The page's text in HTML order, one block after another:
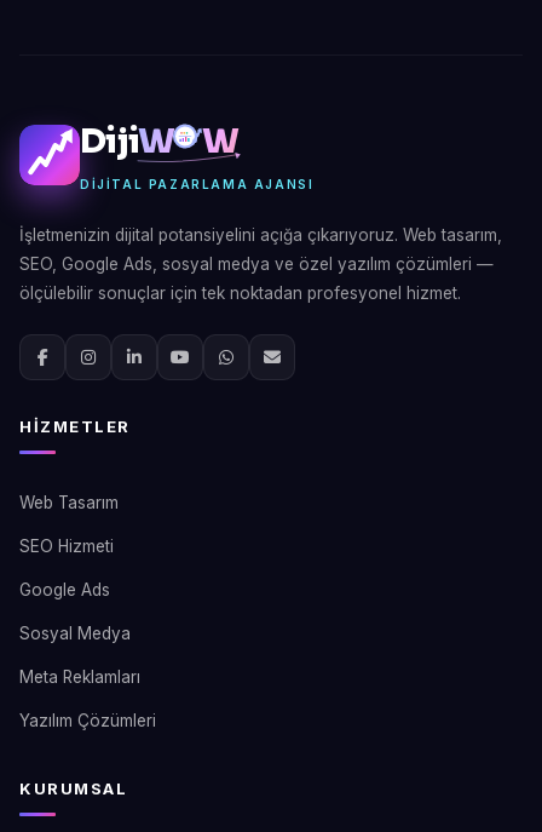
DijiW W
DIJITAL PAZARLAMA AJANSI
İşletmenizin dijital potansiyelini açığa çıkarıyoruz. Web tasarım,
SEO, Google Ads, sosyal medya ve özel yazılım çözümleri —
ölçülebilir sonuçlar için tek noktadan profesyonel hizmet.
HIZMETLER
Web Tasarım
SEO Hizmeti
Google Ads
Sosyal Medya
Meta Reklamları
Yazılım Çözümleri
KURUMSAL